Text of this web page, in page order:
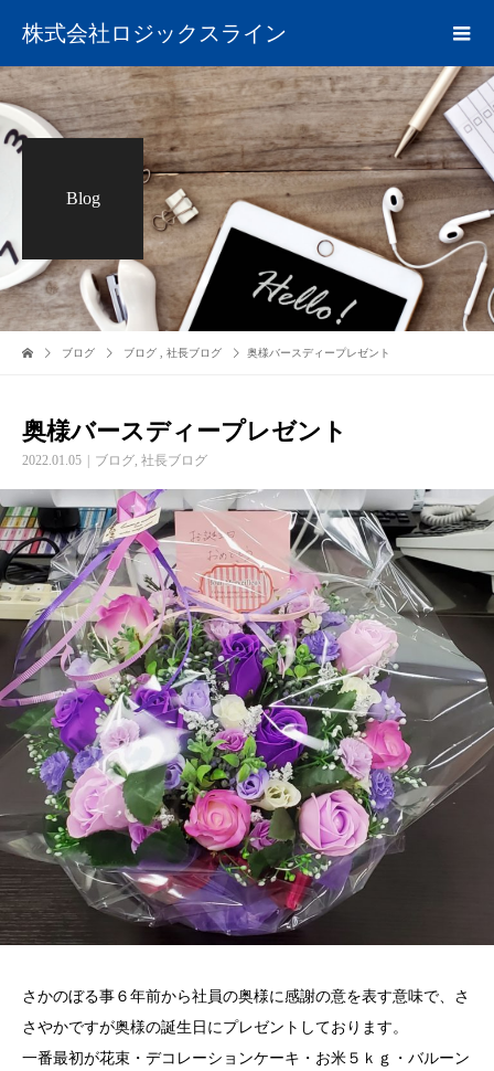
株式会社ロジックスライン
Blog
ブログ ブログ 社長ブログ 奥様バースディープレゼント
奥様バースディープレゼント
2022.01.05 ブログ, 社長ブログ
さかのぼる事６年前から社員の奥様に感謝の意を表す意味で、さ
さやかですが奥様の誕生日にプレゼントしております。
一番最初が花束・デコレーションケーキ・お米５ｋｇ・バルーン